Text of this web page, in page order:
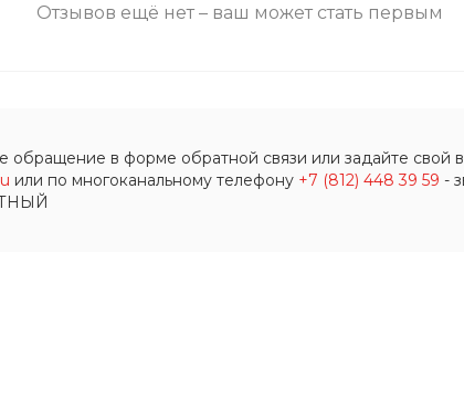
Отзывов ещё нет – ваш может стать первым
обращение в форме обратной связи или задайте свой
или по многоканальному телефону +7 (812) 448 39 59 -